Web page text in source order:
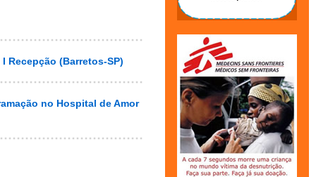
Recepção (Barretos-SP)
no Hospital de Amor